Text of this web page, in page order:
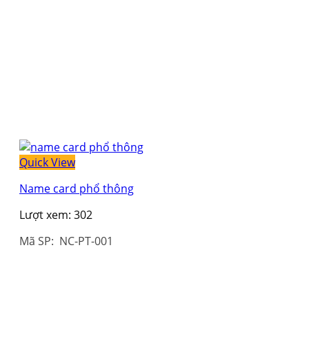
Quick View
Name card phổ thông
Lượt xem: 302
Mã SP: NC-PT-001